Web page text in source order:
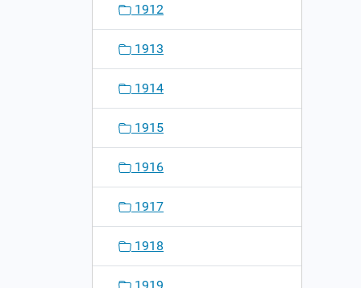
1912
1913
1914
1915
1916
1917
1918